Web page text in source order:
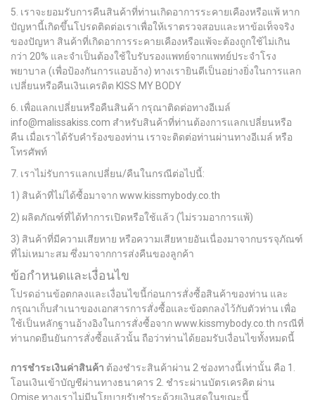
5. เราจะยอมรับการคืนสินค้าที่ท่านเกิดอาการระคายเคืองหรือแพ้หาก
ปัญหานี้เกิดขึ้นโปรดติดต่อเราเพื่อให้เราตรวจสอบและหาข้อเท็จจริง
ของปัญหา สินค้าที่เกิดอาการระคายเคืองหรือแพ้จะต้องถูกใช้ไม่เกิน
กว่า 20% และจำเป็นต้องใช้ใบรับรองแพทย์จากแพทย์ประจำโรง
พยาบาล (เพื่อป้องกันการแอบอ้าง) ทางเรายินดีเป็นอย่างยิ่งในการแลก
เปลี่ยนหรือคืนเงินเครดิต KISS MY BODY
6. เพื่อแลกเปลี่ยนหรือคืนสินค้า กรุณาติดต่อทางอีเมล์
info@malissakiss.com สำหรับสินค้าที่ท่านต้องการแลกเปลี่ยนหรือ
คืน เมื่อเราได้รับคำร้องของท่าน เราจะติดต่อท่านผ่านทางอีเมล์ หรือ
โทรศัพท์
7. เราไม่รับการแลกเปลี่ยน/คืนในกรณีต่อไปนี้:
1) สินค้าที่ไม่ได้ซื้อมาจากwww.kissmybody.co.th
2) ผลิตภัณฑ์ที่ได้ทำการเปิดหรือใช้แล้ว (ไม่รวมอาการแพ้)
3) สินค้าที่มีความเสียหาย หรือความเสียหายอันเนื่องมาจากบรรจุภัณฑ์
ที่ไม่เหมาะสม ซึ่งมาจากการส่งคืนของลูกค้า
ข้อกำหนดและเงื่อนไข
โปรดอ่านข้อตกลงและเงื่อนไขนี้ก่อนการสั่งซื้อสินค้าของท่าน และ
กรุณาเก็บสำเนาของเอกสารการสั่งซื้อและข้อตกลงไว้กับตัวท่าน เพื่อ
ใช้เป็นหลักฐานอ้างอิงในการสั่งซื้อจาก www.kissmybody.co.th กรณีที่
ท่านกดยืนยันการสั่งซื้อแล้วนั้น ถือว่าท่านได้ยอมรับเงื่อนไขทั้งหมดนี้
การชำระเงินค่าสินค้า ต้องชำระสินค้าผ่าน 2 ช่องทางนี้เท่านั้น คือ 1.
โอนเงินเข้าบัญชีผ่านทางธนาคาร 2. ชำระผ่านบัตรเครคิต ผ่าน
Omise ทางเราไม่มีนโยบายรับชำระด้วยเงินสดในขณะนี้